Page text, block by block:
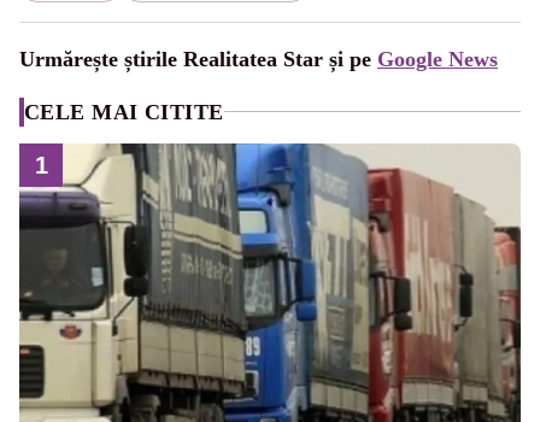
Urmărește știrile Realitatea Star și pe Google News
CELE MAI CITITE
1